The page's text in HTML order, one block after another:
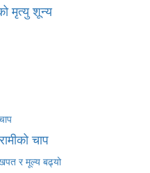
मृत्यु शून्य
चाप